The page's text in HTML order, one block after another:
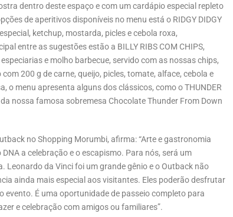
dentro deste espaço e com um cardápio especial repleto
de aperitivos disponíveis no menu está o RIDGY DIDGY
ketchup, mostarda, picles e cebola roxa,
entre as sugestões estão a BILLY RIBS COM CHIPS,
e molho barbecue, servido com as nossas chips,
200 g de carne, queijo, picles, tomate, alface, cebola e
o menu apresenta alguns dos clássicos, como o THUNDER
nossa famosa sobremesa Chocolate Thunder From Down
no Shopping Morumbi, afirma: “Arte e gastronomia
a celebração e o escapismo. Para nós, será um
Leonardo da Vinci foi um grande gênio e o Outback não
ainda mais especial aos visitantes. Eles poderão desfrutar
É uma oportunidade de passeio completo para
e celebração com amigos ou familiares”.